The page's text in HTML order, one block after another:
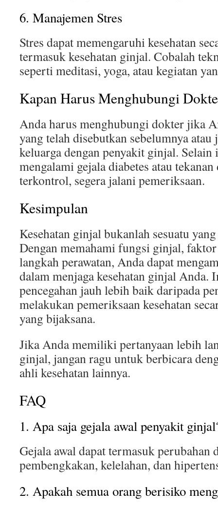
6. Manajemen Stres
Stres dapat memengaruhi kesehatan
termasuk kesehatan ginjal. Cobalah
seperti meditasi, yoga, atau kegiatan
Kapan Harus Menghubungi
Anda harus menghubungi dokter jika
yang telah disebutkan sebelumnya atau
keluarga dengan penyakit ginjal.
mengalami gejala diabetes atau
terkontrol, segera jalani pemeriksaan.
Kesimpulan
Kesehatan ginjal bukanlah sesuatu
Dengan memahami fungsi ginjal,
langkah perawatan, Anda dapat
dalam menjaga kesehatan ginjal Anda.
pencegahan jauh lebih baik daripada
melakukan pemeriksaan kesehatan
yang bijaksana.
Jika Anda memiliki pertanyaan lebih
ginjal, jangan ragu untuk berbicara
ahli kesehatan lainnya.
FAQ
1. Apa saja gejala awal penyakit
Gejala awal dapat termasuk perubahan
pembengkakan, kelelahan, dan
2. Apakah semua orang berisiko